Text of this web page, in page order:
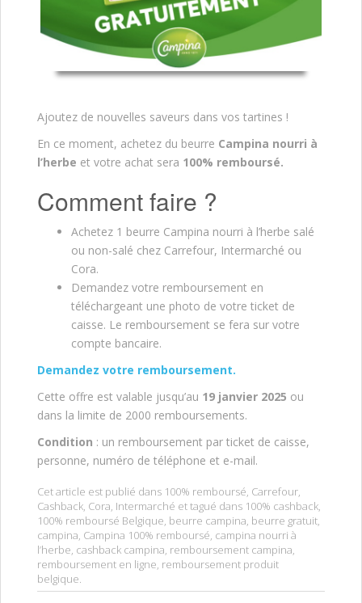
Ajoutez de nouvelles saveurs dans vos tartines !
En ce moment, achetez du beurre Campina nourri à
l’herbe et votre achat sera 100% remboursé.
Comment faire ?
Achetez 1 beurre Campina nourri à l’herbe salé
ou non-salé chez Carrefour, Intermarché ou
Cora.
Demandez votre remboursement en
téléchargeant une photo de votre ticket de
caisse. Le remboursement se fera sur votre
compte bancaire.
Demandez votre remboursement.
Cette offre est valable jusqu’au 19 janvier 2025 ou
dans la limite de 2000 remboursements.
Condition : un remboursement par ticket de caisse,
personne, numéro de téléphone et e-mail.
Cet article est publié dans 100% remboursé Carrefour
Cashback Cora Intermarché et tagué dans 100% cashback
100% remboursé Belgique beurre campina beurre gratuit
campina Campina 100% remboursé campina nourri à
l’herbe cashback campina remboursement campina
remboursement en ligne remboursement produit
belgique